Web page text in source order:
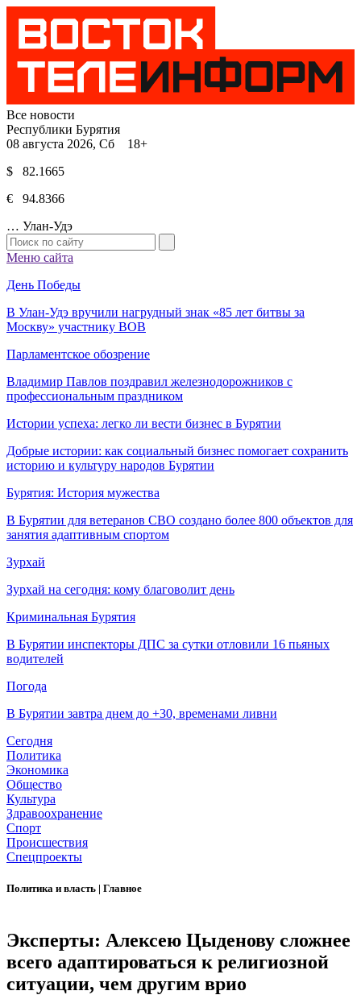
Все новости
Республики Бурятия
08 августа 2026, Сб 18+
$ 82.1665
€ 94.8366
… Улан-Удэ
Меню сайта
День Победы
В Улан-Удэ вручили нагрудный знак «85 лет битвы за
Москву» участнику ВОВ
Парламентское обозрение
Владимир Павлов поздравил железнодорожников с
профессиональным праздником
Истории успеха: легко ли вести бизнес в Бурятии
Добрые истории: как социальный бизнес помогает сохранить
историю и культуру народов Бурятии
Бурятия: История мужества
В Бурятии для ветеранов СВО создано более 800 объектов для
занятия адаптивным спортом
Зурхай
Зурхай на сегодня: кому благоволит день
Криминальная Бурятия
В Бурятии инспекторы ДПС за сутки отловили 16 пьяных
водителей
Погода
В Бурятии завтра днем до +30, временами ливни
Сегодня
Политика
Экономика
Общество
Культура
Здравоохранение
Спорт
Происшествия
Спецпроекты
Политика и власть | Главное
Эксперты: Алексею Цыденову сложнее
всего адаптироваться к религиозной
ситуации, чем другим врио